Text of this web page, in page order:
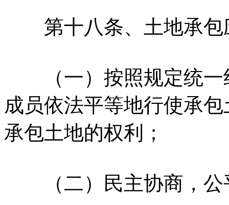
第十八条、土地承包
（一）按照规定统一
成员依法平等地行使承
承包土地的权利；
（二）民主协商，公